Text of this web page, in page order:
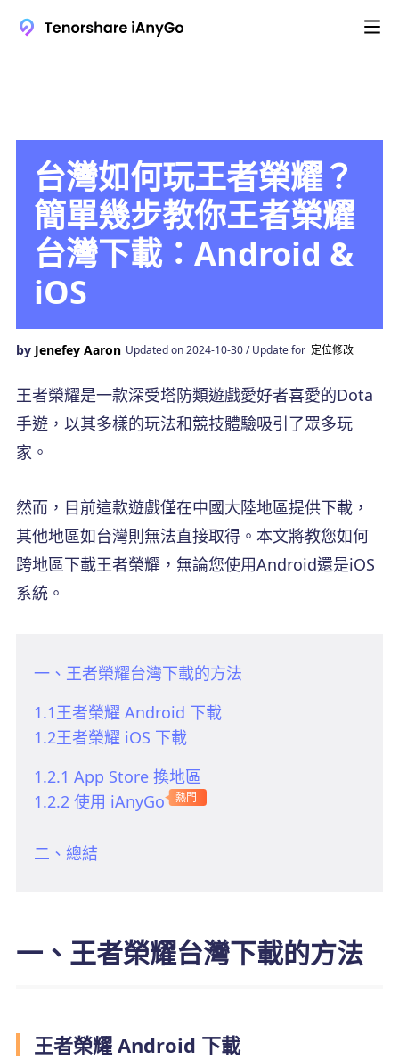
台灣如何玩王者榮耀？
簡單幾步教你王者榮耀
台灣下載：Android &
iOS
by Jenefey Aaron Updated on 2024-10-30 / Update for 定位修改
王者榮耀是一款深受塔防類遊戲愛好者喜愛的Dota
手遊，以其多樣的玩法和競技體驗吸引了眾多玩
家。
然而，目前這款遊戲僅在中國大陸地區提供下載，
其他地區如台灣則無法直接取得。本文將教您如何
跨地區下載王者榮耀，無論您使用Android還是iOS
系統。
一、王者榮耀台灣下載的方法
1.1王者榮耀 Android 下載
1.2王者榮耀 iOS 下載
1.2.1 App Store 換地區
1.2.2 使用 iAnyGo
熱門
二、總結
一、王者榮耀台灣下載的方法
王者榮耀 Android 下載